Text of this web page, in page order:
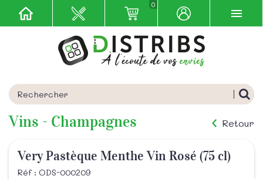
0
Vins - Champagnes Retour
Very Pastèque Menthe Vin Rosé (75 cl)
Réf : ODS-000209